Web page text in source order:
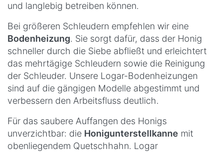
und langlebig betreiben können.
Bei größeren Schleudern empfehlen wir eine
Bodenheizung. Sie sorgt dafür, dass der Honig
schneller durch die Siebe abfließt und erleichtert
das mehrtägige Schleudern sowie die Reinigung
der Schleuder. Unsere Logar-Bodenheizungen
sind auf die gängigen Modelle abgestimmt und
verbessern den Arbeitsfluss deutlich.
Für das saubere Auffangen des Honigs
unverzichtbar: die Honigunterstellkanne mit
obenliegendem Quetschhahn. Logar